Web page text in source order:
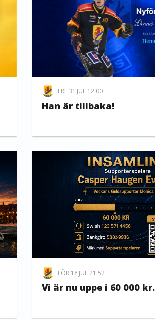
FRE 31 JUL 12:00
Han är tillbaka!
LÖR 18 JUL 21:52
Vi är nu uppe i 60 000 kr.